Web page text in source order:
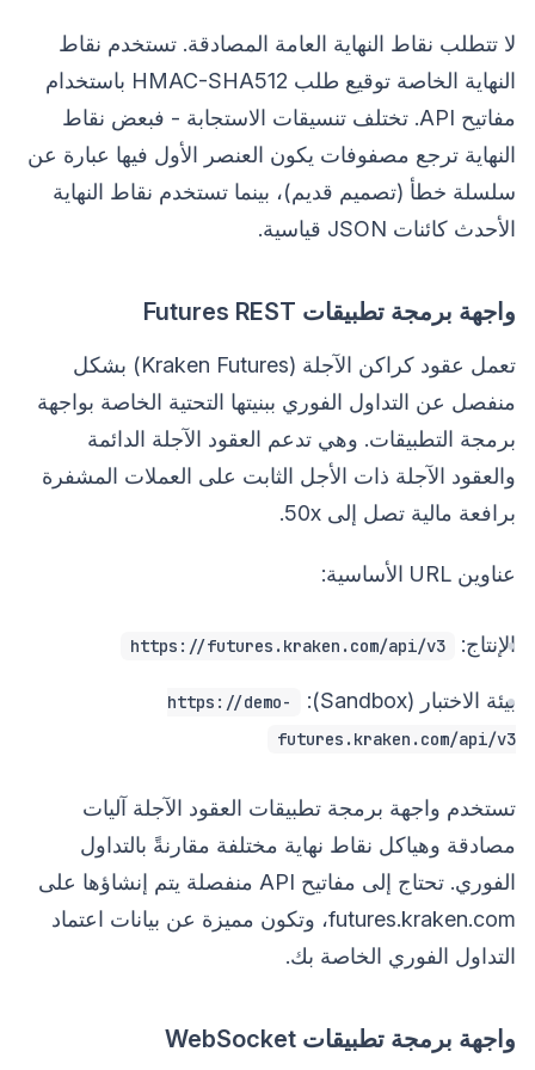
لا تتطلب نقاط النهاية العامة المصادقة. تستخدم نقاط
النهاية الخاصة توقيع طلب HMAC-SHA512 باستخدام
مفاتيح API. تختلف تنسيقات الاستجابة - فبعض نقاط
النهاية ترجع مصفوفات يكون العنصر الأول فيها عبارة عن
سلسلة خطأ (تصميم قديم)، بينما تستخدم نقاط النهاية
الأحدث كائنات JSON قياسية.
واجهة برمجة تطبيقات Futures REST
تعمل عقود كراكن الآجلة (Kraken Futures) بشكل
منفصل عن التداول الفوري ببنيتها التحتية الخاصة بواجهة
برمجة التطبيقات. وهي تدعم العقود الآجلة الدائمة
والعقود الآجلة ذات الأجل الثابت على العملات المشفرة
برافعة مالية تصل إلى 50x.
عناوين URL الأساسية:
الإنتاج: https://futures.kraken.com/api/v3
بيئة الاختبار (Sandbox):
https://demo-
futures.kraken.com/api/v3
تستخدم واجهة برمجة تطبيقات العقود الآجلة آليات
مصادقة وهياكل نقاط نهاية مختلفة مقارنةً بالتداول
الفوري. تحتاج إلى مفاتيح API منفصلة يتم إنشاؤها على
futures.kraken.com، وتكون مميزة عن بيانات اعتماد
التداول الفوري الخاصة بك.
واجهة برمجة تطبيقات WebSocket